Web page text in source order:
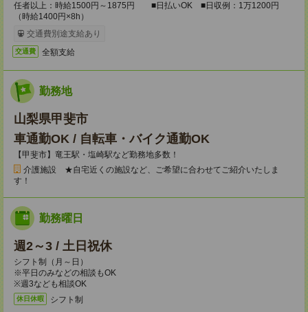
任者以上：時給1500円～1875円 ■日払いOK ■日収例：1万1200円
（時給1400円×8h）
交通費別途支給あり
交通費 全額支給
勤務地
山梨県甲斐市
車通勤OK / 自転車・バイク通勤OK
【甲斐市】竜王駅・塩崎駅など勤務地多数！
介護施設 ★自宅近くの施設など、ご希望に合わせてご紹介いたしま
す！
勤務曜日
週2～3 / 土日祝休
シフト制（月～日）
※平日のみなどの相談もOK
※週3なども相談OK
休日休暇 シフト制